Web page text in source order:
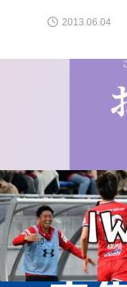
2013.06.04